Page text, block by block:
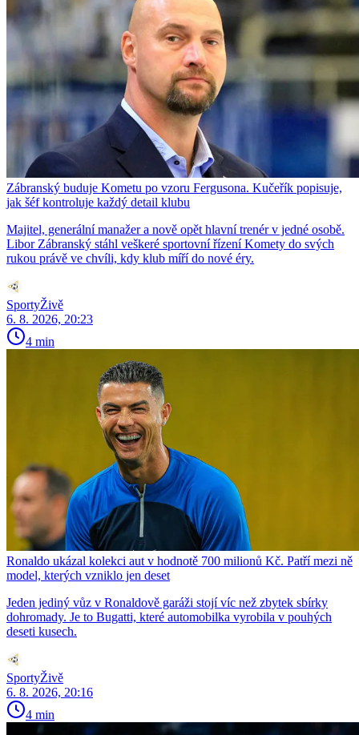
Zábranský buduje Kometu po vzoru Fergusona. Kučeřík popisuje,
jak šéf kontroluje každý detail klubu
Majitel, generální manažer a nově opět hlavní trenér v jedné osobě.
Libor Zábranský stáhl veškeré sportovní řízení Komety do svých
rukou právě ve chvíli, kdy klub míří do nové éry.
SportyŽivě
6. 8. 2026, 20:23
4 min
Ronaldo ukázal kolekci aut v hodnotě 700 milionů Kč. Patří mezi ně
model, kterých vzniklo jen deset
Jeden jediný vůz v Ronaldově garáži stojí víc než zbytek sbírky
dohromady. Je to Bugatti, které automobilka vyrobila v pouhých
deseti kusech.
SportyŽivě
6. 8. 2026, 20:16
4 min